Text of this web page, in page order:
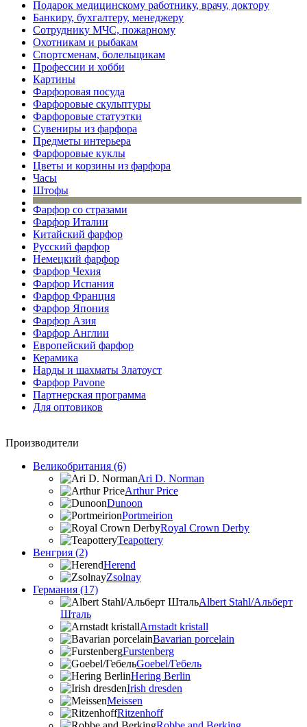
Подарок медицинскому работнику, врачу, доктору
Банкиру, бухгалтеру, менеджеру
Сотруднику МЧС, пожарному
Охотникам и рыбакам
Спортсменам, болельщикам
Профессии и хобби
Картины
Фарфоровая посуда
Фарфоровые скульптуры
Фарфоровые статуэтки
Сувениры из фарфора
Предметы интерьера
Фарфоровые куклы
Цветы и корзины из фарфора
Часы
Штофы
Фарфор со стразами
Фарфор Италии
Китайский фарфор
Русский фарфор
Немецкий фарфор
Фарфор Чехия
Фарфор Испания
Фарфор Франция
Фарфор Япония
Фарфор Азия
Фарфор Англии
Европейский фарфор
Керамика
Нарды и шахматы Златоуст
Фарфор Pavone
Партнерская программа
Для оптовиков
Производители
Великобритания (6)
Ari D. Norman
Arthur Price
Dunoon
Portmeirion
Royal Crown Derby
Teapottery
Венгрия (2)
Herend
Zsolnay
Германия (17)
Albert Stahl/Альбеpт
Шталь
Arnstadt kristall
Bavarian porcelain
Furstenberg
Goebel/Гебель
Hering Berlin
Irish dresden
Meissen
Ritzenhoff